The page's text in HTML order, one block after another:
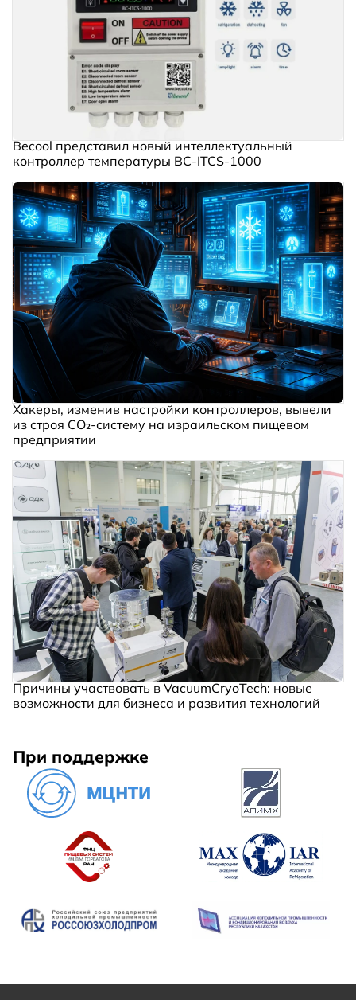
Becool представил новый интеллектуальный
контроллер температуры BC‑ITCS‑1000
Хакеры, изменив настройки контроллеров, вывели
из строя CO₂-систему на израильском пищевом
предприятии
Причины участвовать в VacuumCryoTech: новые
возможности для бизнеса и развития технологий
При поддержке